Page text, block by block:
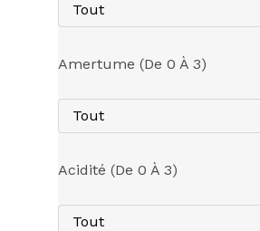
Tout
Amertume (de 0 À 3)
Tout
Acidité (de 0 À 3)
Tout